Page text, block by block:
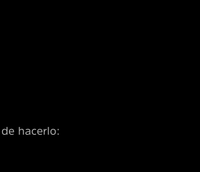
hacerlo: